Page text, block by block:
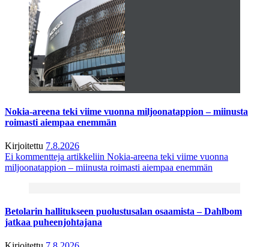
Nokia-areena teki viime vuonna miljoonatappion – miinusta
roimasti aiempaa enemmän
Kirjoitettu 7.8.2026
Ei kommentteja artikkeliin Nokia-areena teki viime vuonna
miljoonatappion – miinusta roimasti aiempaa enemmän
Betolarin hallitukseen puolustusalan osaamista – Dahlbom
jatkaa puheenjohtajana